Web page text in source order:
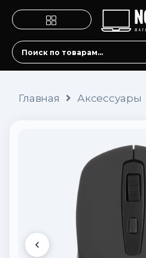
Главная Аксессуары